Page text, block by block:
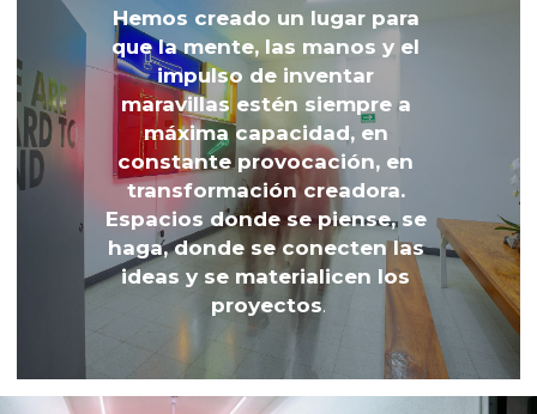
Hemos creado un lugar para
que la mente, las manos y el
impulso de inventar
maravillas estén siempre a
máxima capacidad, en
constante provocación, en
transformación creadora.
Espacios donde se piense, se
haga, donde se conecten las
ideas y se materialicen los
proyectos.